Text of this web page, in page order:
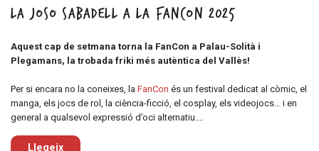
La Joso Sabadell a la FanCon 2025
Aquest cap de setmana torna la FanCon a Palau-Solità i
Plegamans, la trobada friki més autèntica del Vallès!
Per si encara no la coneixes, la FanCon és un festival dedicat al còmic, el
manga, els jocs de rol, la ciència-ficció, el cosplay, els videojocs… i en
general a qualsevol expressió d’oci alternatiu.…
Llegeix